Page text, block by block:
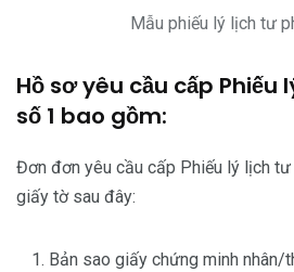
Mẫu phiếu lý lịch tư
Hồ sơ yêu cầu cấp
số 1 bao gồm:
Đơn đơn yêu cầu cấp Phiếu lý lịch
giấy tờ sau đây:
Bản sao giấy chứng minh nhân/